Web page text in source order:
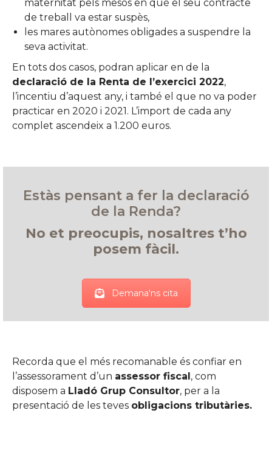
maternitat pels mesos en què el seu contracte
de treball va estar suspès,
les mares autònomes obligades a suspendre la
seva activitat.
En tots dos casos, podran aplicar en de la
declaració de la Renta de l’exercici 2022,
l’incentiu d’aquest any, i també el que no va poder
practicar en 2020 i 2021. L’import de cada any
complet ascendeix a 1.200 euros.
Estàs pensant a fer la declaració
de la Renda?
No et preocupis, nosaltres t’ho
posem fàcil.
Demana'ns cita
Recorda que el més recomanable és confiar en
l’assessorament d’un assessor fiscal , com
disposem a Lladó Grup Consultor, per a la
presentació de les teves obligacions tributàries.